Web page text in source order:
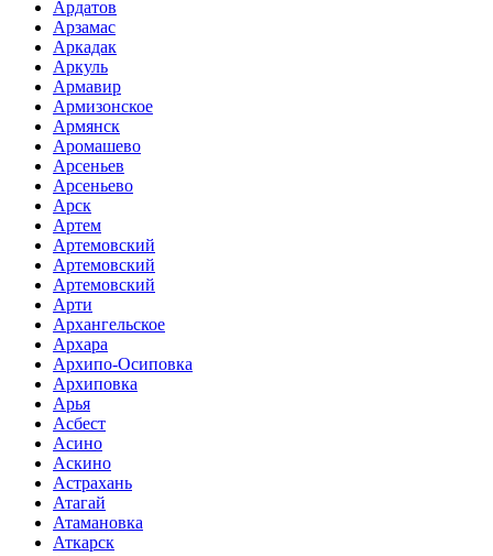
Ардатов
Арзамас
Аркадак
Аркуль
Армавир
Армизонское
Армянск
Аромашево
Арсеньев
Арсеньево
Арск
Артем
Артемовский
Артемовский
Артемовский
Арти
Архангельское
Архара
Архипо-Осиповка
Архиповка
Арья
Асбест
Асино
Аскино
Астрахань
Атагай
Атамановка
Аткарск